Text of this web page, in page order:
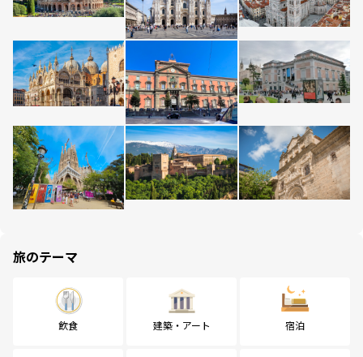
旅のテーマ
飲食 建築・アート 宿泊